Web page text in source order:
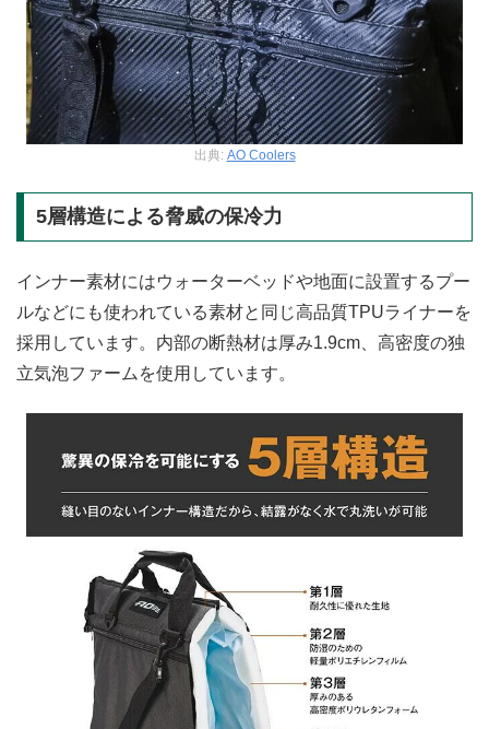
出典: AO Coolers
5層構造による脅威の保冷力
インナー素材にはウォーターベッドや地面に設置するプー
ルなどにも使われている素材と同じ高品質TPUライナーを
採用しています。内部の断熱材は厚み1.9cm、高密度の独
立気泡ファームを使用しています。